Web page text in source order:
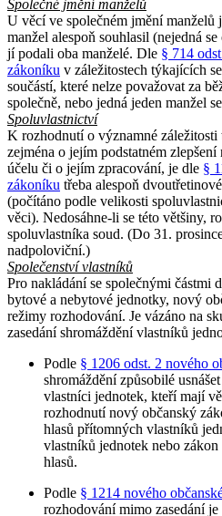
Společné jmění manželů
U věcí ve společném jmění manželů
manžel alespoň souhlasil (nejedná
jí podali oba manželé. Dle § 714
zákoníku v záležitostech týkajících
součástí, které nelze považovat za
společně, nebo jedná jeden manžel
Spoluvlastnictví
K rozhodnutí o významné záležitosti
zejména o jejím podstatném
účelu či o jejím zpracování, je dle §
zákoníku třeba alespoň
(počítáno podle velikosti
věci). Nedosáhne-li se této většiny,
spoluvlastníka soud. (Do 31.
nadpoloviční.)
Společenství vlastníků
Pro nakládání se společnými částmi
bytové a nebytové jednotky, nový
režimy rozhodování. Je vázáno na
zasedání shromáždění vlastníků
Podle § 1206 odst. 2 nového
shromáždění způsobilé
vlastníci jednotek, kteří mají
rozhodnutí nový občanský
hlasů přítomných vlastníků
vlastníků jednotek nebo
hlasů.
Podle § 1214 nového
rozhodování mimo zasedání